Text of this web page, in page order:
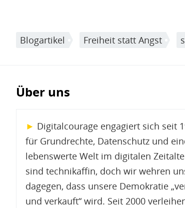
Blogartikel Freiheit statt Angst
Über uns
► Digitalcourage engagiert sich seit
für Grundrechte, Datenschutz und
lebenswerte Welt im digitalen
sind technikaffin, doch wir wehren
dagegen, dass unsere Demokratie
und verkauft“ wird. Seit 2000